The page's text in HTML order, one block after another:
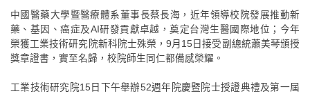
中國醫藥大學暨醫療體系董事長蔡長海，近年領導校院發展推動新
藥、基因、癌症及AI研發貢獻卓越，奠定台灣生醫國際地位；今年
榮獲工業技術研究院新科院士殊榮，9月15日接受副總統蕭美琴頒授
獎章證書，實至名歸，校院師生同仁都備感榮耀。
工業技術研究院15日下午舉辦52週年院慶暨院士授證典禮及第一屆